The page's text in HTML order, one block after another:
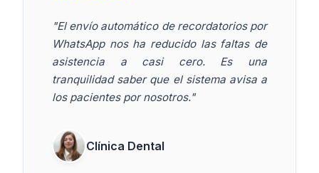
"El envío automático de recordatorios por
WhatsApp nos ha reducido las faltas de
asistencia a casi cero. Es una
tranquilidad saber que el sistema avisa a
los pacientes por nosotros."
Clínica Dental